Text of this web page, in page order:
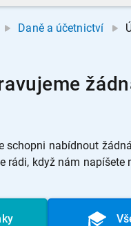
Daně a účetnictví
schopni nabídnout
rádi, když nám napíšete